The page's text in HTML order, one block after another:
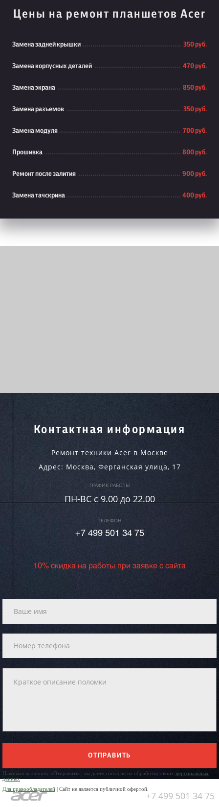
Цены на ремонт планшетов Acer
Замена задней крышки 350 руб.
Замена корпусных деталей 470 руб.
Замена экрана 850 руб.
Замена разъемов 350 руб.
Замена модуля 700 руб.
Прошивка 800 руб.
Ремонт после залития 900 руб.
Замена тачскрина 400 руб.
Контактная информация
Ремонт техники Acer в Москве
Адрес: Москва, Ферганская улица, 17
ГРАФИК РАБОТЫ
ПН-ВC c 9.00 до 22.00
ТЕЛЕФОН
+7 499 501 34 75
10% скидка на работы при заявке с сайта
ОТПРАВИТЬ
Нажимая на кнопку «Отправить», вы даете согласие на обработку своих персональных
данных
Для правообладателей | Сайт не является публичной офертой.
+7 499 501 34 75